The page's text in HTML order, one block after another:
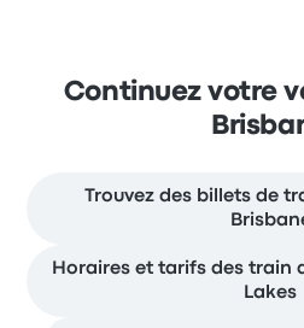
Continuez votre
Trouvez des billets de
Horaires et tarifs des train
Lakes